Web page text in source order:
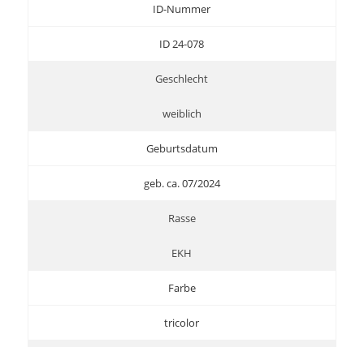
ID-Nummer
ID 24-078
Geschlecht
weiblich
Geburtsdatum
geb. ca. 07/2024
Rasse
EKH
Farbe
tricolor